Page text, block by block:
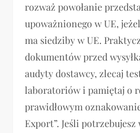
rozważ powołanie
upoważnionego w UE,
ma siedziby w UE.
dokumentów przed
audyty dostawcy, zlecaj
laboratoriów i pamiętaj o
prawidłowym
Export”. Jeśli